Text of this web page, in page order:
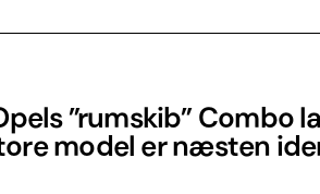
”rumskib” Combo
model er næsten